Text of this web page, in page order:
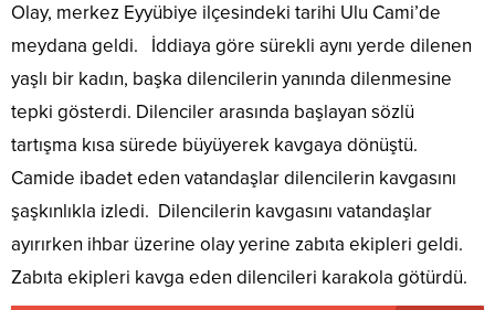
Olay, merkez Eyyübiye ilçesindeki tarihi Ulu Cami’de
meydana geldi. İddiaya göre sürekli aynı yerde dilenen
yaşlı bir kadın, başka dilencilerin yanında dilenmesine
tepki gösterdi. Dilenciler arasında başlayan sözlü
tartışma kısa sürede büyüyerek kavgaya dönüştü.
Camide ibadet eden vatandaşlar dilencilerin kavgasını
şaşkınlıkla izledi. Dilencilerin kavgasını vatandaşlar
ayırırken ihbar üzerine olay yerine zabıta ekipleri geldi.
Zabıta ekipleri kavga eden dilencileri karakola götürdü.